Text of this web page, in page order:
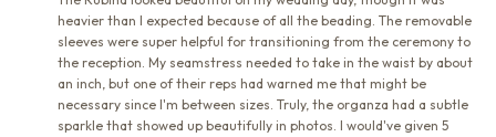
heavier than I expected because of all the beading. The removable
sleeves were super helpful for transitioning from the ceremony to
the reception. My seamstress needed to take in the waist by about
an inch, but one of their reps had warned me that might be
necessary since I'm between sizes. Truly, the organza had a subtle
sparkle that showed up beautifully in photos. I would've given 5